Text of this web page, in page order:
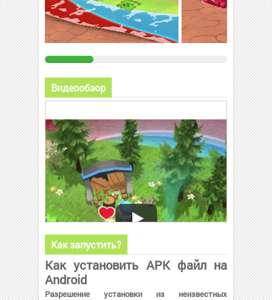
Видеообзор
Как запустить?
Как установить APK файл на
Android
Разрешение установки из неизвестных